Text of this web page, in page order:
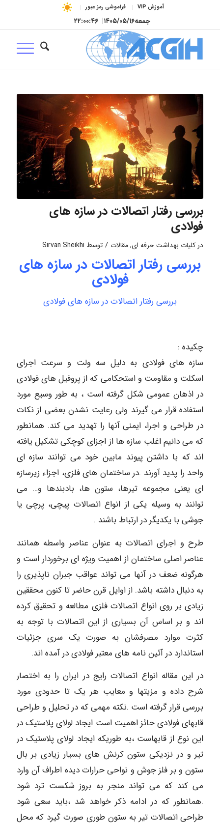
آموزش VIP فراموشی رمز عبور
جمعه۱۴۰۵/۰۵/۱۶| ۲۲:۰۰:۴۶
بررسی رفتار اتصالات در سازه های
فولادی
در کلیات بهداشت حرفه ای,مقالات / توسط Sirvan Sheikhi
بررسی رفتار اتصالات در سازه های
فولادی
بررسی رفتار اتصالات در سازه های فولادی
چکیده :
سازه های فولادی به دلیل سه ولت و سرعت اجرای
اسکلت و مقاومت و استحکامی که از پروفیل های فولادی
در اذهان عمومی شکل گرفته است ، به طور وسیع مورد
استفاده قرار می گیرند ولی رعایت نشدن بعضی از نکات
در طراحی و اجرا، ایمنی آنها را تهدید می کند. همانطور
که می دانیم اغلب سازه ها از اجزای کوچکی تشکیل یافته
اند که با داشتن پیوند مابین خود می توانند سازه ای
واحد را پدید آورند .در ساختمان های فلزی، اجزاء زیرسازه
ای یعنی مجموعه تیرها، ستون ها، بادبندها و… می
توانند به وسیله یکی از انواع اتصالات پیچی، پرچی یا
جوشی با یکدیگر در ارتباط باشند .
طرح و اجرای اتصالات به عنوان عناصر واسطه همانند
عناصر اصلی ساختمان از اهمیت ویژه ای برخوردار است و
هرگونه ضعف در آنها می تواند عواقب جبران ناپذیری را
به دنبال داشته باشد. از اوایل قرن حاضر تا کنون محققین
زیادی بر روی انواع اتصالات فلزی مطالعه و تحقیق کرده
اند و بر اساس آن بسیاری از این اتصالات با توجه به
کثرت موارد مصرفشان به صورت یک سری جزئیات
استاندارد در آئین نامه های معتبر فولادی در آمده اند.
در این مقاله انواع اتصالات رایج در ایران را به اختصار
شرح داده و مزیتها و معایب هر یک تا حدودی مورد
بررسی قرار گرفته است .نکته مهمی که در تحلیل و طراحی
قابهای فولادی حائز اهمیت است ایجاد لولای پلاستیک در
این نوع از قابهاست ،به طوریکه ایجاد لولای پلاستیک در
تیر و در نزدیکی ستون کرنش های بسیار زیادی بر بال
ستون و بر فلز جوش و نواحی حرارات دیده اطراف آن وارد
می کند که می تواند منجر به بروز شکست ترد شود
.همانطور که در ادامه ذکر خواهد شد ،باید سعی شود
طراحی اتصالات تیر به ستون طوری صورت گیرد که محل